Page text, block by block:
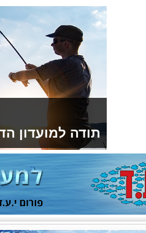
תודה למועדון